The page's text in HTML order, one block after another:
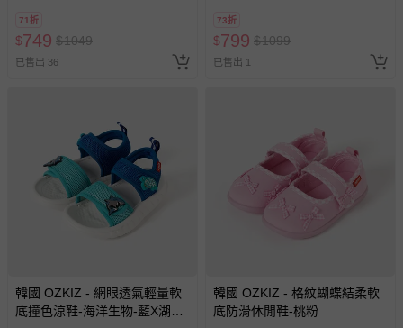
71折
$749 $1049
已售出 36
73折
$799 $1099
已售出 1
韓國 OZKIZ - 網眼透氣輕量軟
底撞色涼鞋-海洋生物-藍X湖水
韓國 OZKIZ - 格紋蝴蝶結柔軟
底防滑休閒鞋-桃粉